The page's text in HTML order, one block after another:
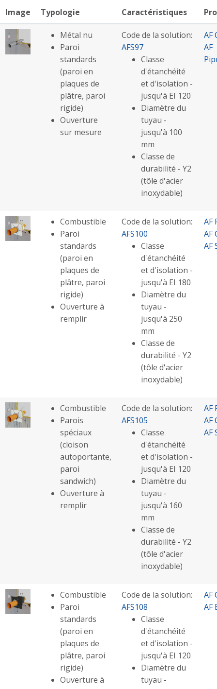
Image Typologie Caractéristiques
Métal nu
Paroi
standards
(paroi en
plaques de
plâtre, paroi
rigide)
Ouverture
sur mesure
Code de la solution:
AFS97
Classe
d'étanchéité
et d'isolation -
jusqu'à EI 120
Diamètre du
tuyau -
jusqu'à 100
mm
Classe de
durabilité - Y2
(tôle d'acier
inoxydable)
AF
AF
Combustible
Paroi
standards
(paroi en
plaques de
plâtre, paroi
rigide)
Ouverture à
remplir
Code de la solution:
AFS100
Classe
d'étanchéité
et d'isolation -
jusqu'à EI 180
Diamètre du
tuyau -
jusqu'à 250
mm
Classe de
durabilité - Y2
(tôle d'acier
inoxydable)
AF
AF
AF
Combustible
Parois
spéciaux
(cloison
autoportante,
paroi
sandwich)
Ouverture à
remplir
Code de la solution:
AFS105
Classe
d'étanchéité
et d'isolation -
jusqu'à EI 120
Diamètre du
tuyau -
jusqu'à 160
mm
Classe de
durabilité - Y2
(tôle d'acier
inoxydable)
AF
AF
AF
Combustible
Paroi
standards
(paroi en
plaques de
plâtre, paroi
rigide)
Ouverture à
Code de la solution:
AFS108
Classe
d'étanchéité
et d'isolation -
jusqu'à EI 120
Diamètre du
tuyau -
AF
AF